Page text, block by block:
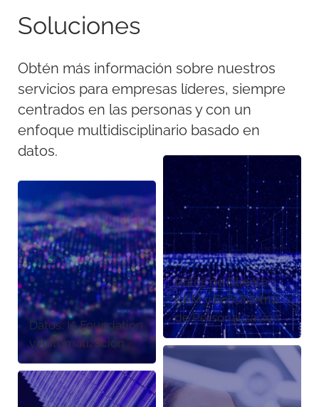
Soluciones
Obtén más información sobre nuestros
servicios para empresas líderes, siempre
centrados en las personas y con un
enfoque multidisciplinario basado en
datos.
Datos, IA Foundation
y Automatización
Datos de Cliente,
CRM y Ecosistema
de Personalización